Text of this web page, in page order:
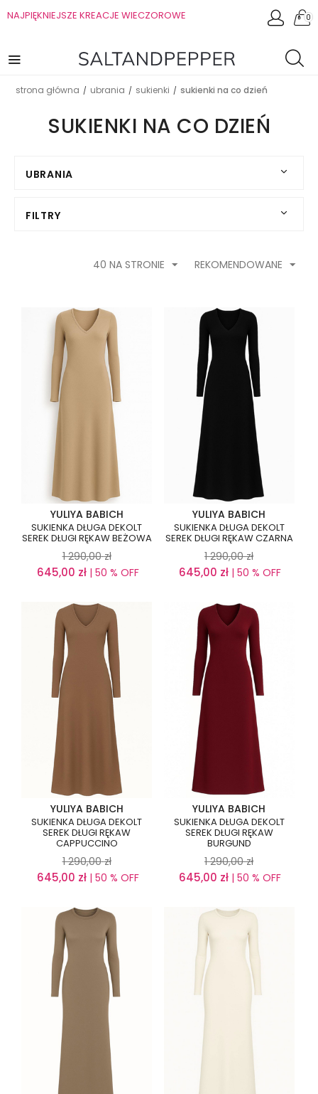
NAJPIĘKNIEJSZE KREACJE WIECZOROWE 0
strona główna / ubrania / sukienki / sukienki na co dzień
SUKIENKI NA CO DZIEŃ
UBRANIA
FILTRY
REKOMENDOWANE
40 NA STRONIE
YULIYA BABICH
SUKIENKA DŁUGA DEKOLT
SEREK DŁUGI RĘKAW BEŻOWA
1 290,00 zł
645,00 zł| 50 % OFF
YULIYA BABICH
SUKIENKA DŁUGA DEKOLT
SEREK DŁUGI RĘKAW CZARNA
1 290,00 zł
645,00 zł | 50 % OFF
YULIYA BABICH
SUKIENKA DŁUGA DEKOLT
SEREK DŁUGI RĘKAW
CAPPUCCINO
1 290,00 zł
645,00 zł| 50 % OFF
YULIYA BABICH
SUKIENKA DŁUGA DEKOLT
SEREK DŁUGI RĘKAW
BURGUND
1 290,00 zł
645,00 zł | 50 % OFF